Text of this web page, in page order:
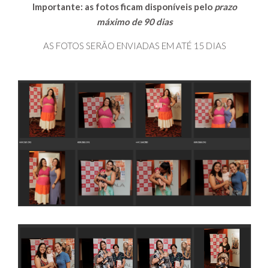
Importante: as fotos ficam disponíveis peloprazo
máximo de 90 dias
AS FOTOS SERÃO ENVIADAS EM ATÉ 15 DIAS